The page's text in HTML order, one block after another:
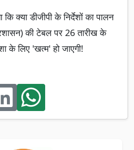
क्या डीजीपी के निर्देशों का पालन
की टेबल पर 26 तारीख के
के लिए 'खत्म' हो जाएगी!